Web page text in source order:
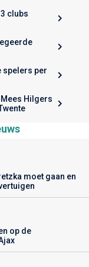
clubs
spelers per
Hilgers
moet gaan en
op de